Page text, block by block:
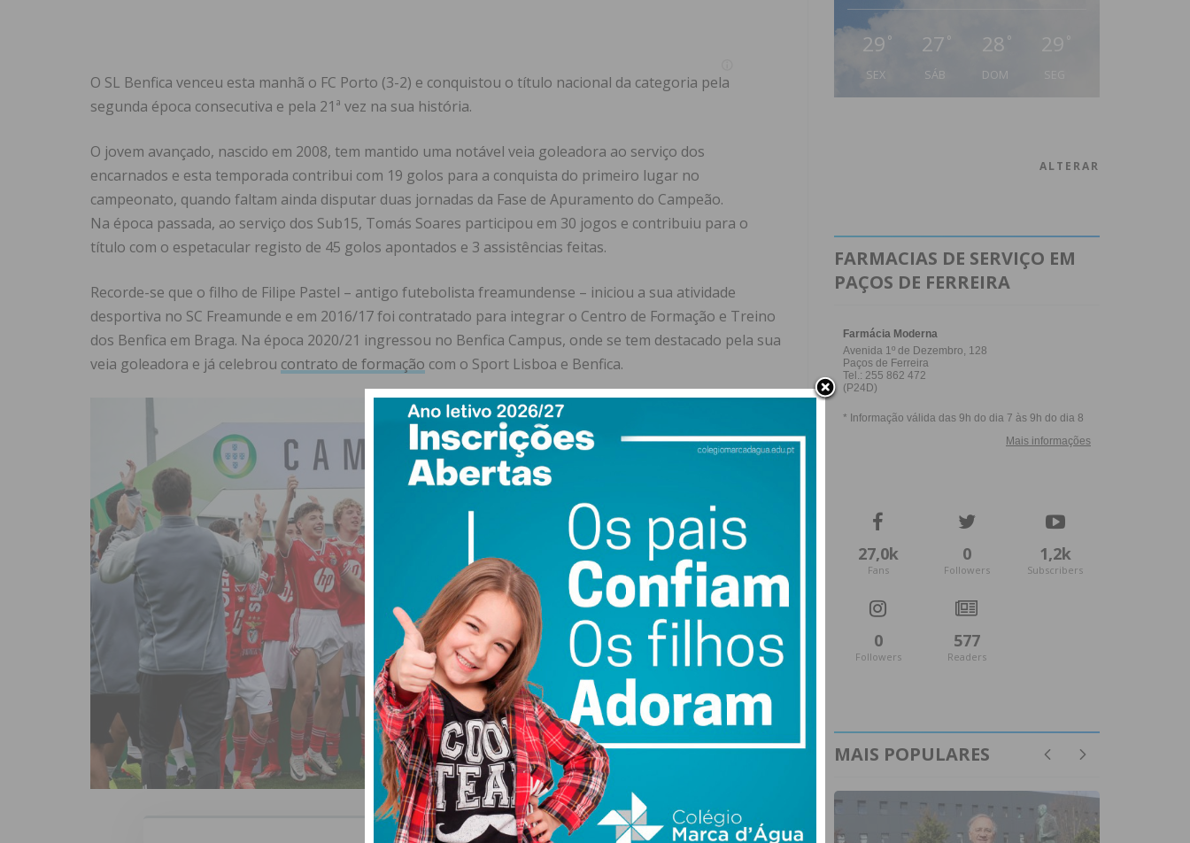
O SL Benfica venceu esta manhã o FC Porto (3-2) e conquistou o título nacional da categoria pela
segunda época consecutiva e pela 21ª vez na sua história.
O jovem avançado, nascido em 2008, tem mantido uma notável veia goleadora ao serviço dos
encarnados e esta temporada contribui com 19 golos para a conquista do primeiro lugar no
campeonato, quando faltam ainda disputar duas jornadas da Fase de Apuramento do Campeão.
Na época passada, ao serviço dos Sub15, Tomás Soares participou em 30 jogos e contribuiu para o
título com o espetacular registo de 45 golos apontados e 3 assistências feitas.
Recorde-se que o filho de Filipe Pastel – antigo futebolista freamundense – iniciou a sua atividade
desportiva no SC Freamunde e em 2016/17 foi contratado para integrar o Centro de Formação e Treino
dos Benfica em Braga. Na época 2020/21 ingressou no Benfica Campus, onde se tem destacado pela sua
veia goleadora e já celebrou contrato de formação com o Sport Lisboa e Benfica.
29 °
SEX
27 °
SÁB
28 °
DOM
29 °
ALTERAR
FARMACIAS DE SERVIÇO EM
PAÇOS DE FERREIRA
27,0k
Fans
0
Followers
1,2k
Subscribers
0
Followers
577
Readers
MAIS POPULARES